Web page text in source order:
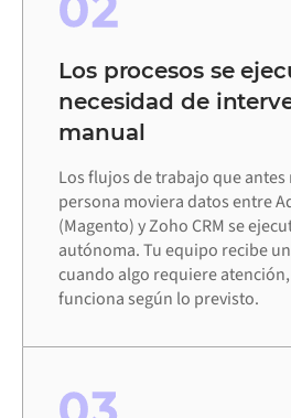
Los procesos se
necesidad de
manual
Los flujos de trabajo que
persona moviera datos entre
(Magento) y Zoho CRM se
autónoma. Tu equipo recibe
cuando algo requiere
funciona según lo previsto.